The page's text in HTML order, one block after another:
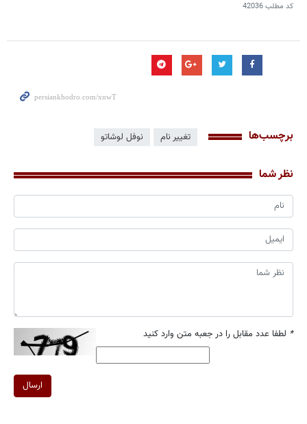
کد مطلب42036
برچسب‌ها تغییر نام نوفل‌ لوشاتو
نظر شما
* لطفا عدد مقابل را در جعبه متن وارد کنید
ارسال